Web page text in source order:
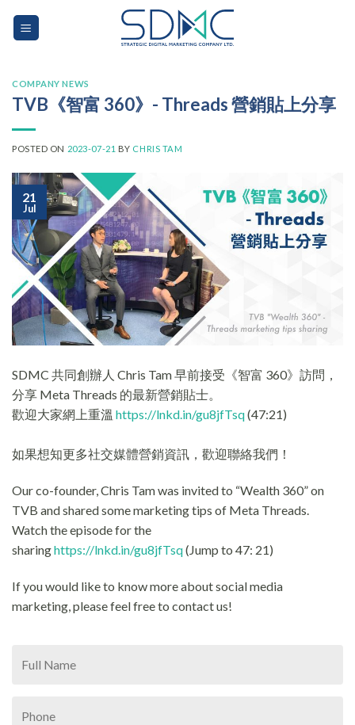
COMPANY NEWS
TVB《智富 360》- Threads 營銷貼上分享
POSTED ON 2023-07-21 BY CHRIS TAM
21
Jul
SDMC 共同創辦人 Chris Tam 早前接受《智富 360》訪問，
分享 Meta Threads 的最新營銷貼士。
歡迎大家網上重溫 https://lnkd.in/gu8jfTsq(47:21)
如果想知更多社交媒體營銷資訊，歡迎聯絡我們！
Our co-founder, Chris Tam was invited to “Wealth 360” on
TVB and shared some marketing tips of Meta Threads.
Watch the episode for the
sharinghttps://lnkd.in/gu8jfTsq(Jump to 47: 21)
If you would like to know more about social media
marketing, please feel free to contact us!